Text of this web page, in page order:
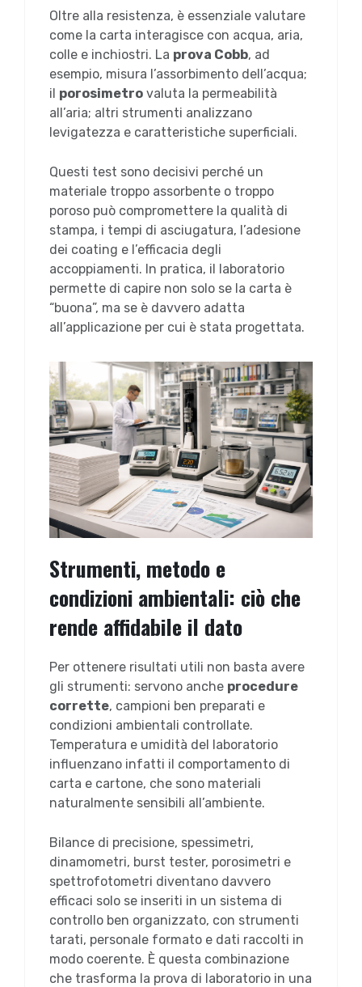
Oltre alla resistenza, è essenziale valutare
come la carta interagisce con acqua, aria,
colle e inchiostri. La prova Cobb, ad
esempio, misura l’assorbimento dell’acqua;
il porosimetro valuta la permeabilità
all’aria; altri strumenti analizzano
levigatezza e caratteristiche superficiali.
Questi test sono decisivi perché un
materiale troppo assorbente o troppo
poroso può compromettere la qualità di
stampa, i tempi di asciugatura, l’adesione
dei coating e l’efficacia degli
accoppiamenti. In pratica, il laboratorio
permette di capire non solo se la carta è
“buona”, ma se è davvero adatta
all’applicazione per cui è stata progettata.
Strumenti, metodo e
condizioni ambientali: ciò che
rende affidabile il dato
Per ottenere risultati utili non basta avere
gli strumenti: servono anche procedure
corrette, campioni ben preparati e
condizioni ambientali controllate.
Temperatura e umidità del laboratorio
influenzano infatti il comportamento di
carta e cartone, che sono materiali
naturalmente sensibili all’ambiente.
Bilance di precisione, spessimetri,
dinamometri, burst tester, porosimetri e
spettrofotometri diventano davvero
efficaci solo se inseriti in un sistema di
controllo ben organizzato, con strumenti
tarati, personale formato e dati raccolti in
modo coerente. È questa combinazione
che trasforma la prova di laboratorio in una